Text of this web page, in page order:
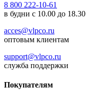
8 800 222-10-61
в будни с 10.00 до 18.30
acces@vlpco.ru
оптовым клиентам
support@vlpco.ru
служба поддержки
Покупателям